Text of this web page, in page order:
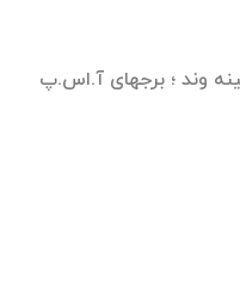
وند ؛ برجهای آ.اس.پ